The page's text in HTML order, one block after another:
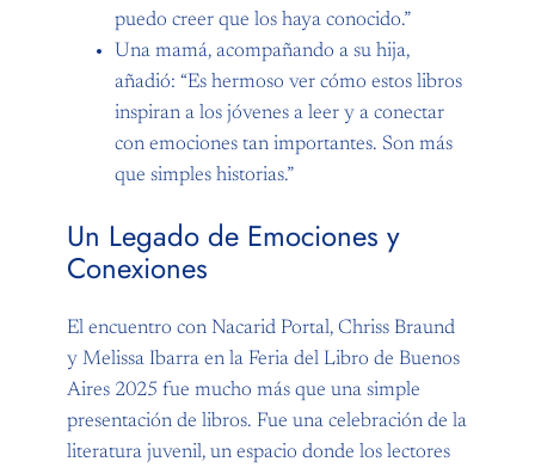
puedo creer que los haya conocido.”
Una mamá, acompañando a su hija,
añadió: “Es hermoso ver cómo estos libros
inspiran a los jóvenes a leer y a conectar
con emociones tan importantes. Son más
que simples historias.”
Un Legado de Emociones y
Conexiones
El encuentro con Nacarid Portal, Chriss Braund
y Melissa Ibarra en la Feria del Libro de Buenos
Aires 2025 fue mucho más que una simple
presentación de libros. Fue una celebración de la
literatura juvenil, un espacio donde los lectores